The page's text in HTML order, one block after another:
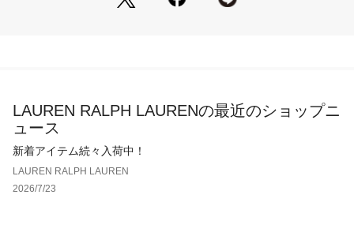
LAUREN RALPH LAURENの最近のショップニ
ュース
新着アイテム続々入荷中！
LAUREN RALPH LAUREN
2026/7/23